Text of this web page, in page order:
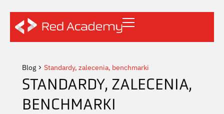
Blog Standardy, zalecenia, benchmarki
STANDARDY, ZALECENIA,
BENCHMARKI